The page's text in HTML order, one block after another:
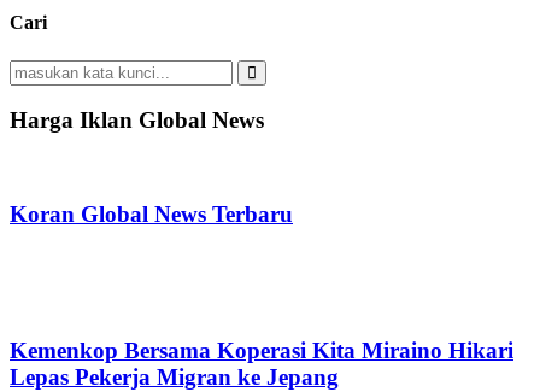
Cari
Search
for:
Search
Harga Iklan Global News
Koran Global News Terbaru
Kemenkop Bersama Koperasi Kita Miraino Hikari
Lepas Pekerja Migran ke Jepang